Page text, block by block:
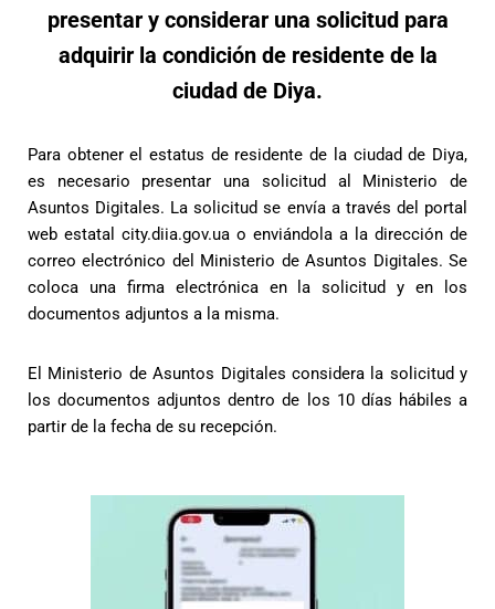
presentar y considerar una solicitud para
adquirir la condición de residente de la
ciudad de Diya.
Para obtener el estatus de residente de la ciudad de Diya,
es necesario presentar una solicitud al Ministerio de
Asuntos Digitales. La solicitud se envía a través del portal
web estatal city.diia.gov.ua o enviándola a la dirección de
correo electrónico del Ministerio de Asuntos Digitales. Se
coloca una firma electrónica en la solicitud y en los
documentos adjuntos a la misma.
El Ministerio de Asuntos Digitales considera la solicitud y
los documentos adjuntos dentro de los 10 días hábiles a
partir de la fecha de su recepción.